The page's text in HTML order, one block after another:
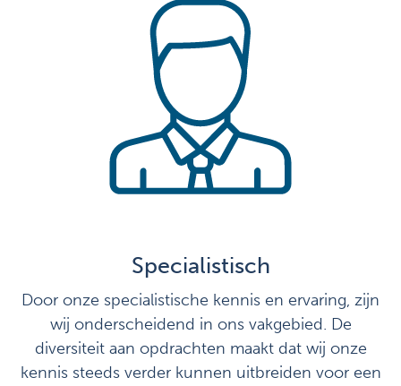
Specialistisch
Door onze specialistische kennis en ervaring, zijn
wij onderscheidend in ons vakgebied. De
diversiteit aan opdrachten maakt dat wij onze
kennis steeds verder kunnen uitbreiden voor een